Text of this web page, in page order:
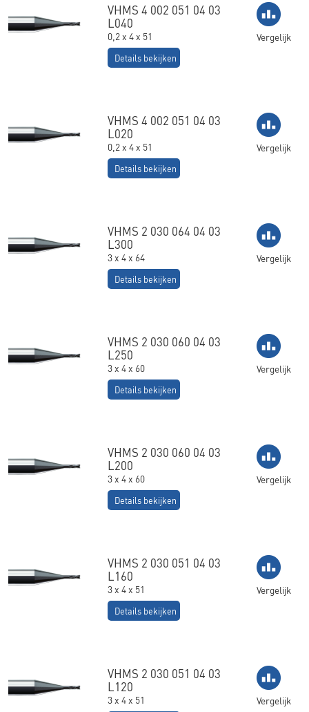
VHMS 4 002 051 04 03
L040
0,2 x 4 x 51
Details bekijken
Vergelijk
VHMS 4 002 051 04 03
L020
0,2 x 4 x 51
Details bekijken
Vergelijk
VHMS 2 030 064 04 03
L300
3 x 4 x 64
Details bekijken
Vergelijk
VHMS 2 030 060 04 03
L250
3 x 4 x 60
Details bekijken
Vergelijk
VHMS 2 030 060 04 03
L200
3 x 4 x 60
Details bekijken
Vergelijk
VHMS 2 030 051 04 03
L160
3 x 4 x 51
Details bekijken
Vergelijk
VHMS 2 030 051 04 03
L120
3 x 4 x 51 Vergelijk